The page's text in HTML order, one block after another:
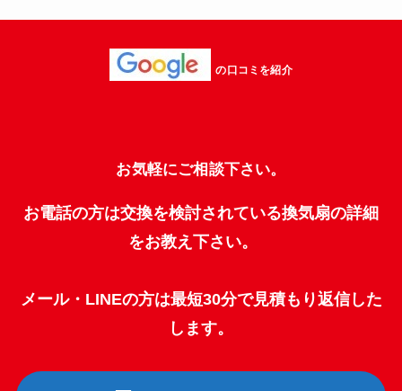
の口コミを紹介
お気軽にご相談下さい。
お電話の方は交換を検討されている換気扇の詳細
をお教え下さい。
メール・LINEの方は最短30分で見積もり返信した
します。